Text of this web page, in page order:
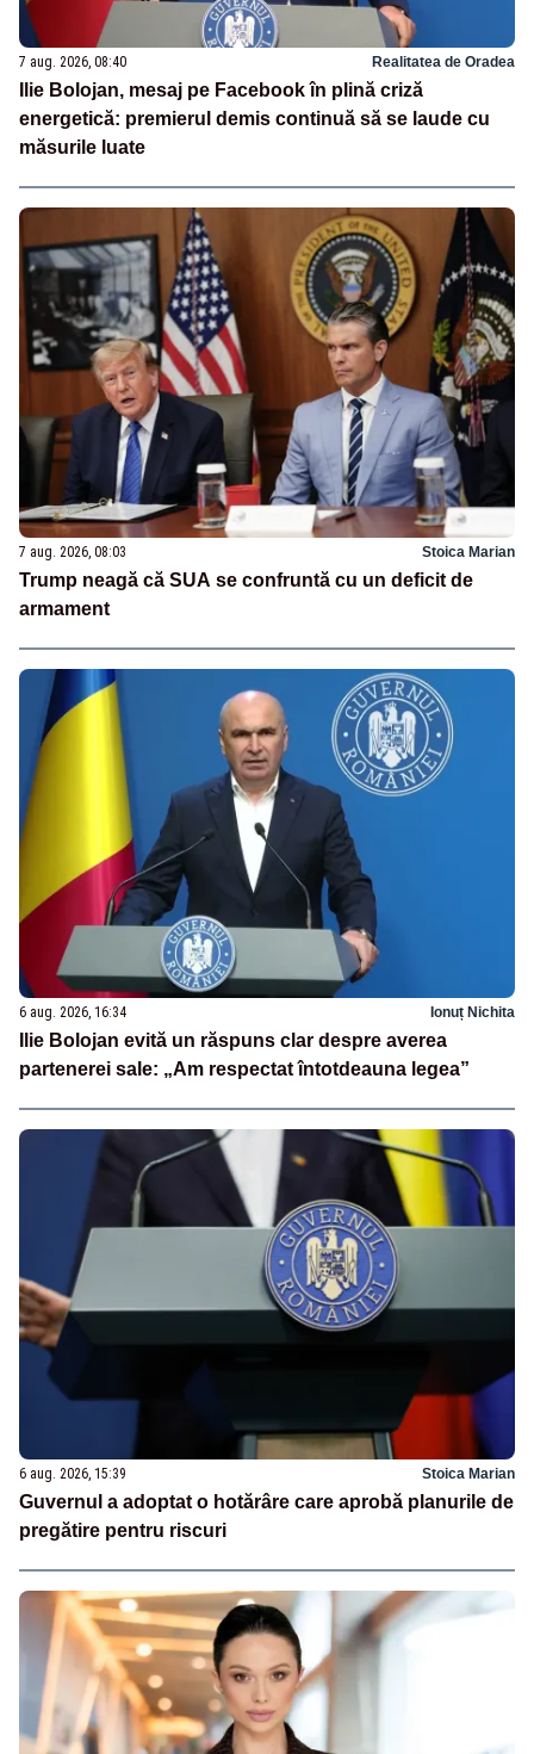
7 aug. 2026, 08:40 Realitatea de Oradea
Ilie Bolojan, mesaj pe Facebook în plină criză
energetică: premierul demis continuă să se laude cu
măsurile luate
7 aug. 2026, 08:03 Stoica Marian
Trump neagă că SUA se confruntă cu un deficit de
armament
6 aug. 2026, 16:34 Ionuț Nichita
Ilie Bolojan evită un răspuns clar despre averea
partenerei sale: „Am respectat întotdeauna legea”
6 aug. 2026, 15:39 Stoica Marian
Guvernul a adoptat o hotărâre care aprobă planurile de
pregătire pentru riscuri